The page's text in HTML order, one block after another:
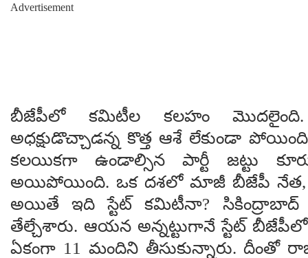
Advertisement
బీజేపీలో క‌మిటీల క‌ల‌హం మొద‌లైంది.
అధ‌క్షుడొచ్చాడ‌న్న కొత్త ఆశే లేకుండా
క‌ల‌యిక‌గా ఉండాల్సిన పార్టీ జ‌ట్టు
అయిపోయింది. ఒక ద‌శ‌లో మాజీ బీజేపీ నేత‌,
అయితే ఇది స్టేట్ క‌మిటీనా?
తేల్చేశారు. ఆయ‌న అన్న‌ట్టుగానే స్టేట్
ఏకంగా 11 మందిని తీసుకున్నారు. దీంతో